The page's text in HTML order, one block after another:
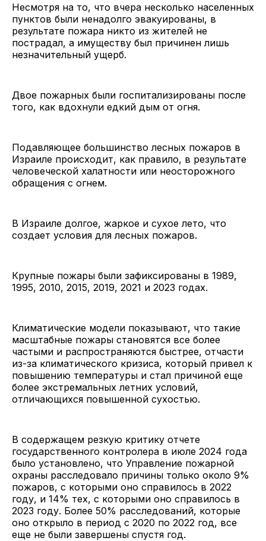
Несмотря на то, что вчера несколько населенных
пунктов были ненадолго эвакуированы, в
результате пожара никто из жителей не
пострадал, а имуществу был причинен лишь
незначительный ущерб.
Двое пожарных были госпитализированы после
того, как вдохнули едкий дым от огня.
Подавляющее большинство лесных пожаров в
Израиле происходит, как правило, в результате
человеческой халатности или неосторожного
обращения с огнем.
В Израиле долгое, жаркое и сухое лето, что
создает условия для лесных пожаров.
Крупные пожары были зафиксированы в 1989,
1995, 2010, 2015, 2019, 2021 и 2023 годах.
Климатические модели показывают, что такие
масштабные пожары становятся все более
частыми и распространяются быстрее, отчасти
из-за климатического кризиса, который привел к
повышению температуры и стал причиной еще
более экстремальных летних условий,
отличающихся повышенной сухостью.
В содержащем резкую критику отчете
государственного контролера в июле 2024 года
было установлено, что Управление пожарной
охраны расследовало причины только около 9%
пожаров, с которыми оно справилось в 2022
году, и 14% тех, с которыми оно справилось в
2023 году. Более 50% расследований, которые
оно открыло в период с 2020 по 2022 год, все
еще не были завершены спустя год.